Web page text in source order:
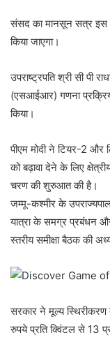
संसद का मानसून सत्र इस
किया जाएगा।
उपराष्ट्रपति श्री सी पी
(एसआईआर) गणना
किया।
पीएम मोदी ने टियर-2 और
को बढ़ावा देने के लिए
चरण की शुरुआत की है।
जम्मू-कश्मीर के
यात्रा के समग्र प्रबंधन
स्तरीय समीक्षा बैठक की
सरकार ने मूल्य
रुपये प्रति क्विंटल से 13